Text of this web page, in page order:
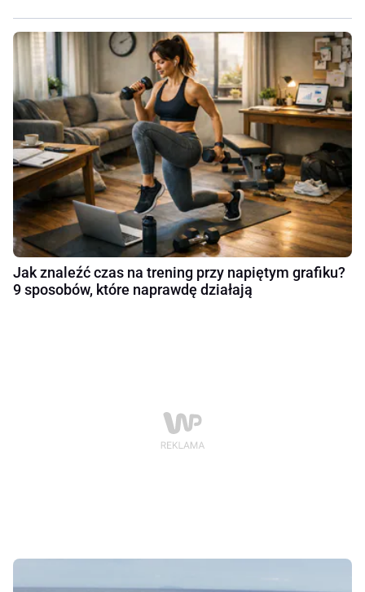
Jak znaleźć czas na trening przy napiętym grafiku?
9 sposobów, które naprawdę działają